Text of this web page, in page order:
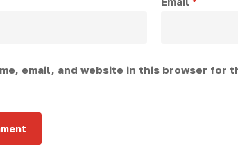
email, and website in this browser for